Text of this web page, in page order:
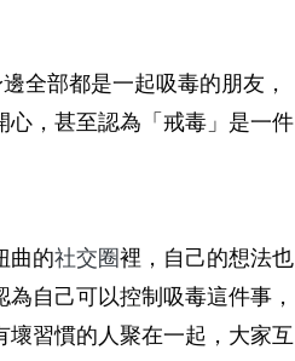
全部都是一起吸毒的朋友，
心，甚至認為「戒毒」是一件
曲的社交圈裡，自己的想法也
自己可以控制吸毒這件事，
壞習慣的人聚在一起，大家互